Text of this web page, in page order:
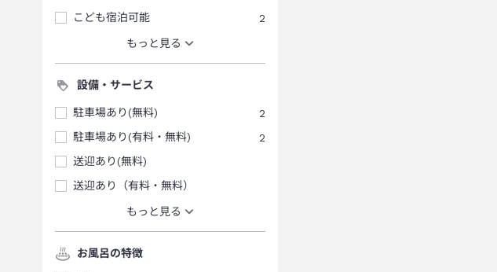
こども宿泊可能
2
もっと見る
設備・サービス
駐車場あり(無料)
2
駐車場あり(有料・無料)
2
送迎あり(無料)
送迎あり（有料・無料）
もっと見る
お風呂の特徴